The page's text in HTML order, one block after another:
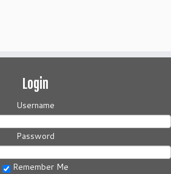
Login
Username
Password
Remember Me